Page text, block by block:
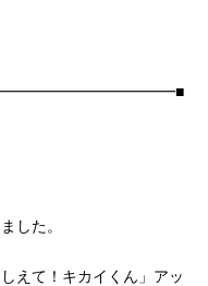
した。
えて！キカイくん」アッ